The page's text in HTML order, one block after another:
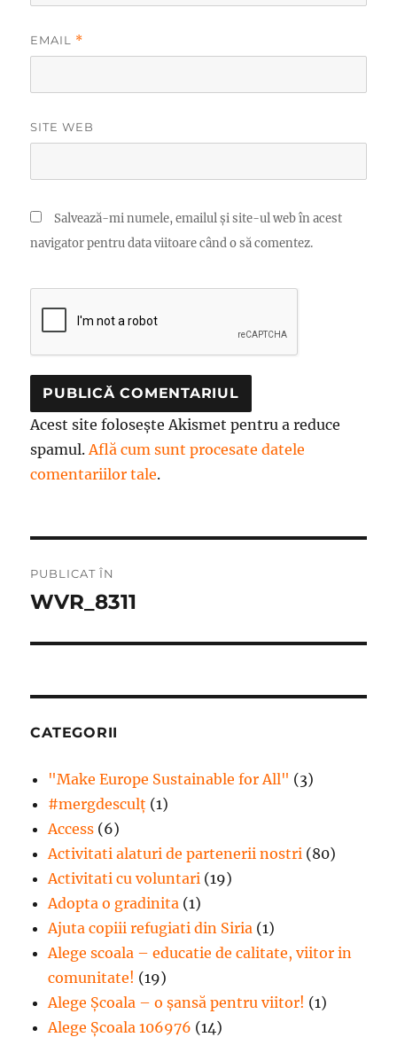
EMAIL *
SITE WEB
Salvează-mi numele, emailul și site-ul web în acest
navigator pentru data viitoare când o să comentez.
Acest site folosește Akismet pentru a reduce
spamul. Află cum sunt procesate datele
comentariilor tale.
în
PUBLICAT ÎN
WVR_8311
CATEGORII
"Make Europe Sustainable for All" (3)
#mergdesculţ (1)
Access (6)
Activitati alaturi de partenerii nostri (80)
Activitati cu voluntari (19)
Adopta o gradinita (1)
Ajuta copiii refugiati din Siria (1)
Alege scoala – educatie de calitate, viitor in
comunitate! (19)
Alege Şcoala – o şansă pentru viitor! (1)
Alege Școala 106976 (14)